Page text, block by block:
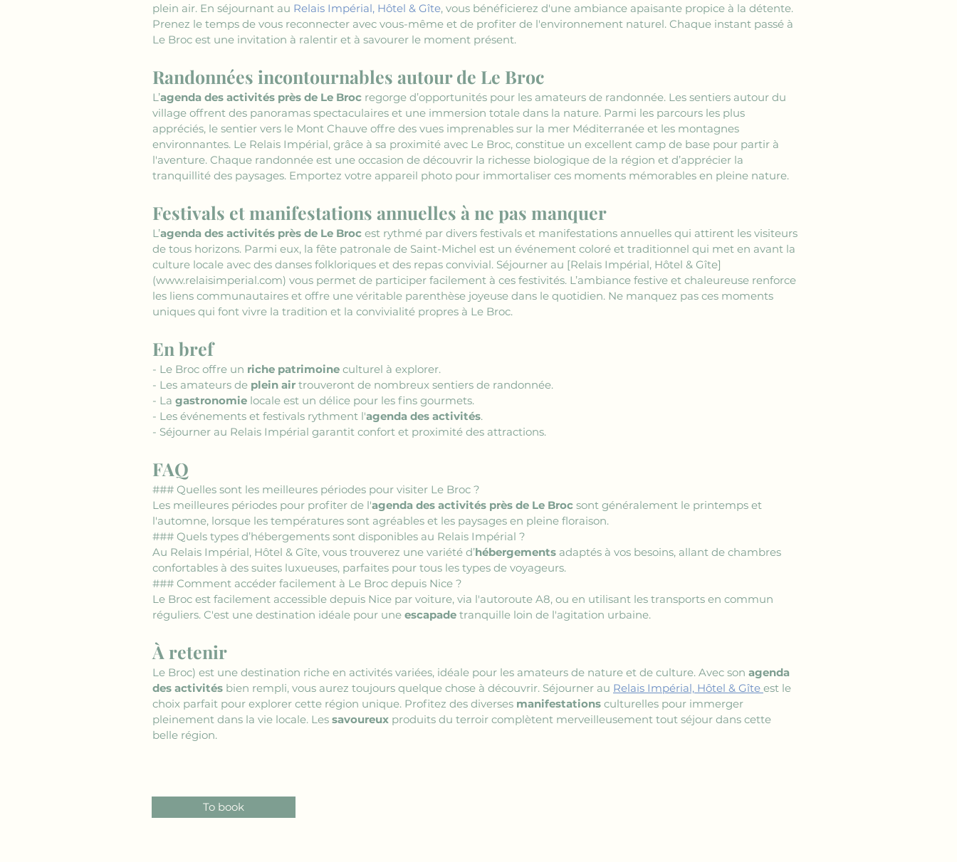
plein air. En séjournant au Relais Impérial, Hôtel & Gîte, vous bénéficierez d'une ambiance apaisante propice à la détente.
Prenez le temps de vous reconnecter avec vous-même et de profiter de l'environnement naturel. Chaque instant passé à
Le Broc est une invitation à ralentir et à savourer le moment présent.
Randonnées incontournables autour de Le Broc
L’agenda des activités près de Le Broc regorge d’opportunités pour les amateurs de randonnée. Les sentiers autour du
village offrent des panoramas spectaculaires et une immersion totale dans la nature. Parmi les parcours les plus
appréciés, le sentier vers le Mont Chauve offre des vues imprenables sur la mer Méditerranée et les montagnes
environnantes. Le Relais Impérial, grâce à sa proximité avec Le Broc, constitue un excellent camp de base pour partir à
l'aventure. Chaque randonnée est une occasion de découvrir la richesse biologique de la région et d’apprécier la
tranquillité des paysages. Emportez votre appareil photo pour immortaliser ces moments mémorables en pleine nature.
Festivals et manifestations annuelles à ne pas manquer
L’agenda des activités près de Le Broc est rythmé par divers festivals et manifestations annuelles qui attirent les visiteurs
de tous horizons. Parmi eux, la fête patronale de Saint-Michel est un événement coloré et traditionnel qui met en avant la
culture locale avec des danses folkloriques et des repas convivial. Séjourner au [Relais Impérial, Hôtel & Gîte]
(www.relaisimperial.com) vous permet de participer facilement à ces festivités. L’ambiance festive et chaleureuse renforce
les liens communautaires et offre une véritable parenthèse joyeuse dans le quotidien. Ne manquez pas ces moments
uniques qui font vivre la tradition et la convivialité propres à Le Broc.
En bref
- Le Broc offre un riche patrimoine culturel à explorer.
- Les amateurs de plein air trouveront de nombreux sentiers de randonnée.
- La gastronomie locale est un délice pour les fins gourmets.
- Les événements et festivals rythment l'agenda des activités.
- Séjourner au Relais Impérial garantit confort et proximité des attractions.
FAQ
### Quelles sont les meilleures périodes pour visiter Le Broc ?
Les meilleures périodes pour profiter de l'agenda des activités près de Le Broc sont généralement le printemps et
l'automne, lorsque les températures sont agréables et les paysages en pleine floraison.
### Quels types d’hébergements sont disponibles au Relais Impérial ?
Au Relais Impérial, Hôtel & Gîte, vous trouverez une variété d’hébergements adaptés à vos besoins, allant de chambres
confortables à des suites luxueuses, parfaites pour tous les types de voyageurs.
### Comment accéder facilement à Le Broc depuis Nice ?
Le Broc est facilement accessible depuis Nice par voiture, via l'autoroute A8, ou en utilisant les transports en commun
réguliers. C'est une destination idéale pour une escapade tranquille loin de l'agitation urbaine.
À retenir
Le Broc) est une destination riche en activités variées, idéale pour les amateurs de nature et de culture. Avec son agenda
des activités bien rempli, vous aurez toujours quelque chose à découvrir. Séjourner au Relais Impérial, Hôtel & Gîte est le
choix parfait pour explorer cette région unique. Profitez des diverses manifestations culturelles pour immerger
pleinement dans la vie locale. Les savoureux produits du terroir complètent merveilleusement tout séjour dans cette
belle région.
To book